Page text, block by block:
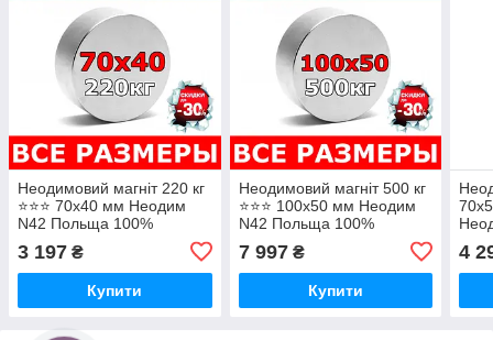
Неодимовий магніт 220 кг
⭐⭐⭐ 70х40 мм Неодим
N42 Польща 100%
ПІДБОР і КОНСУЛЬТАЦІЯ
Безплатно
3 197 ₴
Купити
Неодимовий магніт 500 кг
⭐⭐⭐ 100х50 мм Неодим
N42 Польща 100%
ПІДБОР і КОНСУЛЬТАЦІЯ
Безплатно
7 997₴
Купити
4